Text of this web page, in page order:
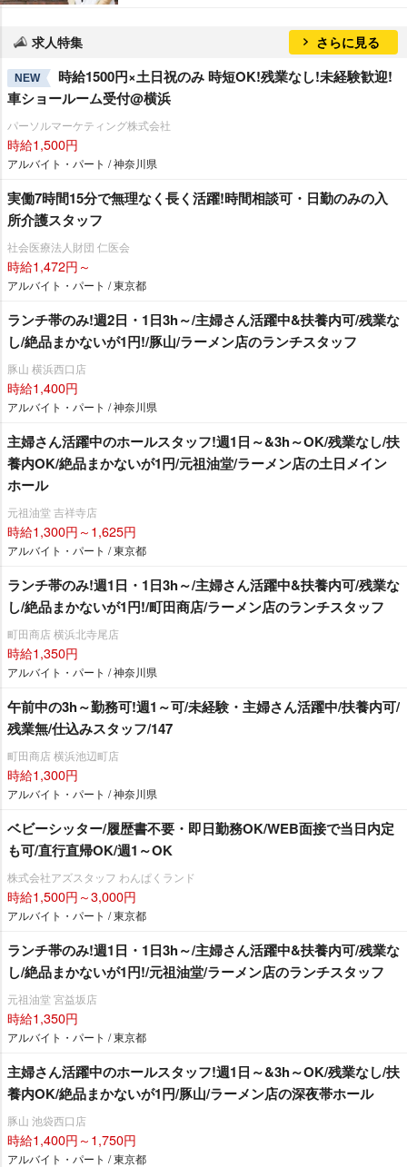
求人特集 さらに見る
NEW
時給1500円×土日祝のみ 時短OK!残業なし!未経験歓迎!
車ショールーム受付@横浜
パーソルマーケティング株式会社
時給1,500円
アルバイト・パート / 神奈川県
実働7時間15分で無理なく長く活躍!時間相談可・日勤のみの入
所介護スタッフ
社会医療法人財団 仁医会
時給1,472円～
アルバイト・パート / 東京都
ランチ帯のみ!週2日・1日3h～/主婦さん活躍中&扶養内可/残業な
し/絶品まかないが1円!/豚山/ラーメン店のランチスタッフ
豚山 横浜西口店
時給1,400円
アルバイト・パート / 神奈川県
主婦さん活躍中のホールスタッフ!週1日～&3h～OK/残業なし/扶
養内OK/絶品まかないが1円/元祖油堂/ラーメン店の土日メイン
ホール
元祖油堂 吉祥寺店
時給1,300円～1,625円
アルバイト・パート / 東京都
ランチ帯のみ!週1日・1日3h～/主婦さん活躍中&扶養内可/残業な
し/絶品まかないが1円!/町田商店/ラーメン店のランチスタッフ
町田商店 横浜北寺尾店
時給1,350円
アルバイト・パート / 神奈川県
午前中の3h～勤務可!週1～可/未経験・主婦さん活躍中/扶養内可/
残業無/仕込みスタッフ/147
町田商店 横浜池辺町店
時給1,300円
アルバイト・パート / 神奈川県
ベビーシッター/履歴書不要・即日勤務OK/WEB面接で当日内定
も可/直行直帰OK/週1～OK
株式会社アズスタッフ わんぱくランド
時給1,500円～3,000円
アルバイト・パート / 東京都
ランチ帯のみ!週1日・1日3h～/主婦さん活躍中&扶養内可/残業な
し/絶品まかないが1円!/元祖油堂/ラーメン店のランチスタッフ
元祖油堂 宮益坂店
時給1,350円
アルバイト・パート / 東京都
主婦さん活躍中のホールスタッフ!週1日～&3h～OK/残業なし/扶
養内OK/絶品まかないが1円/豚山/ラーメン店の深夜帯ホール
豚山 池袋西口店
時給1,400円～1,750円
アルバイト・パート / 東京都